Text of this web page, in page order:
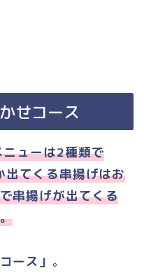
せコース
ューは2種類で
てくる串揚げはお
串揚げが出てくる
ース」 。